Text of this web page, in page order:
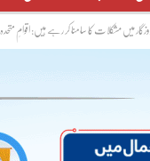
میں مشکلات کا سامنا کر رہے ہیں: اقوامِ متحدہ